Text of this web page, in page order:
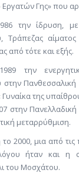
Γης» που
την ίδρυση,
Τράπεζας
από τότε και εξής.
την
στην
Γυναίκα της
στην
μεταρρύθμιση.
2000, μια από τις
ήταν και η
του Μοσχάτου.